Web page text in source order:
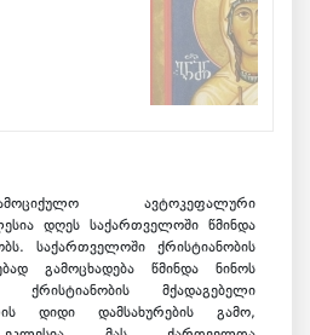
ავტოკეფალური
დღეს საქართველოში წმინდა
საქართველოში ქრისტიანობის
გამოცხადება წმინდა ნინოს
ქრისტიანობის მქადაგებელი
დიდი დამსახურების გამო,